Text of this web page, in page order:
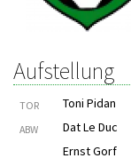
Aufstellung
TOR Toni Pidan
ABW
Dat Le Duc
Ernst Gorf